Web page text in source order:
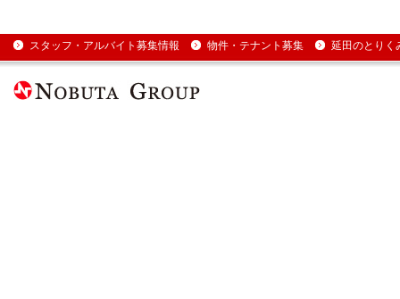
スタッフ・アルバイト募集情報 物件・テナント募集 延田のとりく